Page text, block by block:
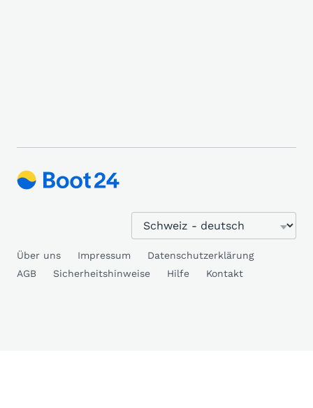
Über uns Impressum
Datenschutzerklärung
AGB
Sicherheitshinweise Hilfe Kontakt